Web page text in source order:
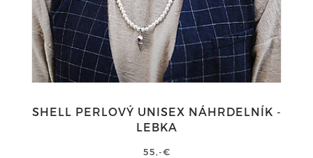
SHELL PERLOVÝ UNISEX NÁHRDELNÍK -
LEBKA
55,-€